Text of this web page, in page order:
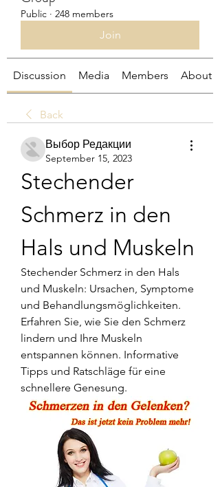
Public · 248 members
Join
Discussion Media Members About
Back
Выбор Редакции
September 15, 2023
Stechender
Schmerz in den
Hals und Muskeln
Stechender Schmerz in den Hals
und Muskeln: Ursachen, Symptome
und Behandlungsmöglichkeiten.
Erfahren Sie, wie Sie den Schmerz
lindern und Ihre Muskeln
entspannen können. Informative
Tipps und Ratschläge für eine
schnellere Genesung.